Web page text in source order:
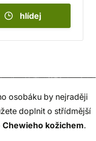
hlídej
osobáku by nejraději
doplnit o střídmější
Chewieho kožichem.